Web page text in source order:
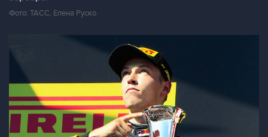
Фото: ТАСС, Елена Руско